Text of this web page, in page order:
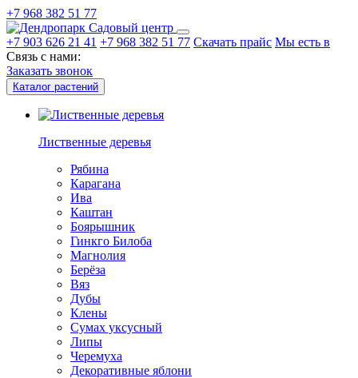
+7 968 382 51 77
Садовый центр
+7 903 626 21 41 +7 968 382 51 77 Скачать прайс Мы есть в
Связь с нами:
Заказать звонок
Каталог растений
Лиственные деревья
Рябина
Карагана
Ива
Каштан
Боярышник
Гинкго Билоба
Магнолия
Берёза
Вяз
Дубы
Клены
Сумах уксусный
Липы
Черемуха
Декоративные яблони